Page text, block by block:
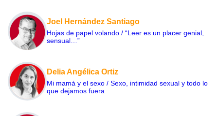
Joel Hernández Santiago
Hojas de papel volando / “Leer es un placer genial,
sensual…”
Delia Angélica Ortiz
Mi mamá y el sexo / Sexo, intimidad sexual y todo lo
que dejamos fuera